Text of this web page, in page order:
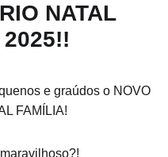
NATAL
2025!!
e graúdos o NOVO
FAMÍLIA!